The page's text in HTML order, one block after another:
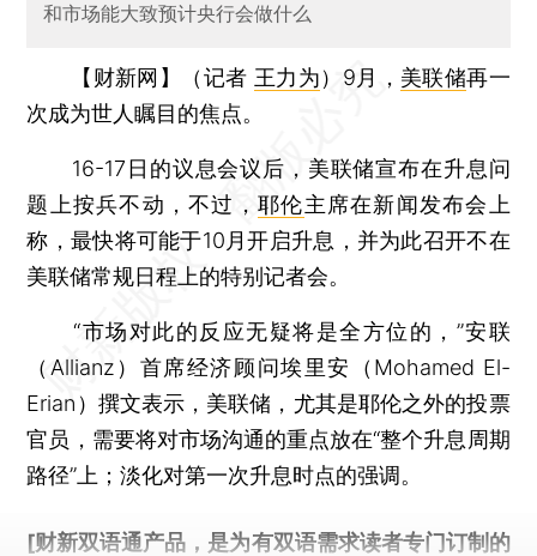
和市场能大致预计央行会做什么
【财新网】（记者 王力为） 9月， 美联储再一
次成为世人瞩目的焦点。
16-17日的议息会议后，美联储宣布在升息问
题上按兵不动，不过， 耶伦主席在新闻发布会上
称，最快将可能于10月开启升息，并为此召开不在
美联储常规日程上的特别记者会。
“市场对此的反应无疑将是全方位的，”安联
（Allianz）首席经济顾问埃里安（Mohamed El-
Erian）撰文表示，美联储，尤其是耶伦之外的投票
官员，需要将对市场沟通的重点放在“整个升息周期
路径”上；淡化对第一次升息时点的强调。
[财新双语通产品，是为有双语需求读者专门订制的